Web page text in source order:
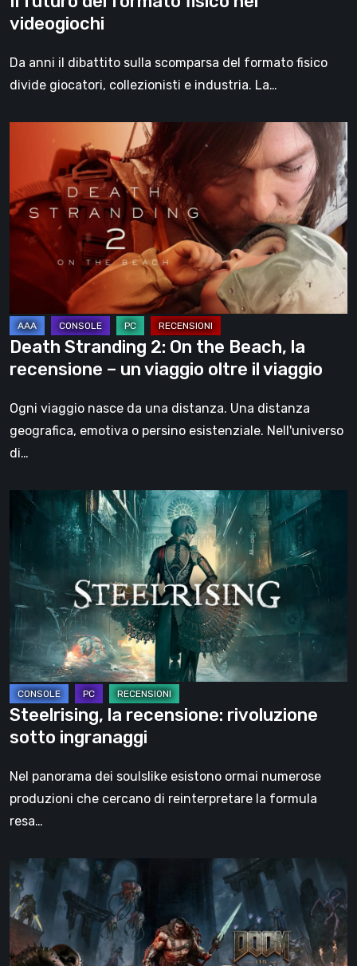
videogiochi
Da anni il dibattito sulla scomparsa del formato fisico
divide giocatori, collezionisti e industria. La…
Stranding
On
the
Beach,
recensione
–
un
viaggio
oltre
il
Death Stranding 2: On the Beach, la
recensione – un viaggio oltre il viaggio
Ogni viaggio nasce da una distanza. Una distanza
geografica, emotiva o persino esistenziale. Nell'universo
di…
Steelrising,
recensione:
rivoluzione
sotto
ingranaggi
Steelrising, la recensione: rivoluzione
sotto ingranaggi
Nel panorama dei soulslike esistono ormai numerose
produzioni che cercano di reinterpretare la formula
resa…
DOOM:
The
Dark
Ages
–